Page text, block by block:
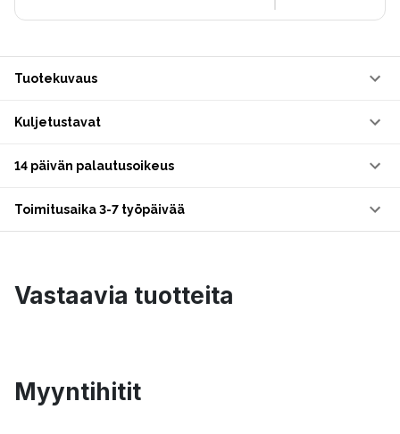
Tuotekuvaus
Kuljetustavat
14 päivän palautusoikeus
Toimitusaika 3-7 työpäivää
Vastaavia tuotteita
Myyntihitit